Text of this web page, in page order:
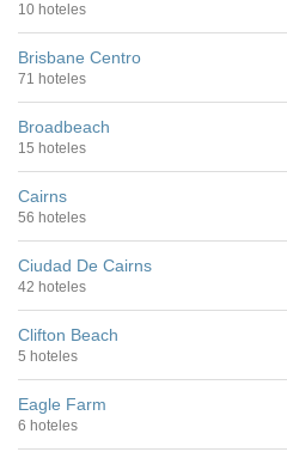
10 hoteles
Brisbane Centro
71 hoteles
Broadbeach
15 hoteles
Cairns
56 hoteles
Ciudad De Cairns
42 hoteles
Clifton Beach
5 hoteles
Eagle Farm
6 hoteles